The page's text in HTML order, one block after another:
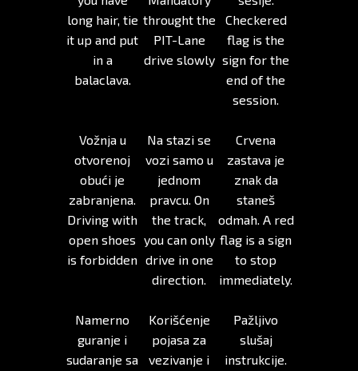
long hair, tie
it up and put
in a
balaclava.
throught the
PIT-Lane
drive slowly
Checkered
flag is the
sign for the
end of the
session.
Vožnja u
otvorenoj
obući je
zabranjena.
Driving with
open shoes
is forbidden
Na stazi se
vozi samo u
jednom
pravcu. On
the track,
you can only
drive in one
direction.
Crvena
zastava je
znak da
staneš
odmah. A red
flag is a sign
to stop
immediately.
Namerno
guranje i
sudaranje sa
Korišćenje
pojasa za
vezivanje i
Pažljivo
slušaj
instrukcije.